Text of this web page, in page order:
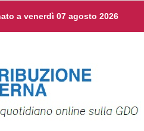
a venerdì 07 agosto 2026